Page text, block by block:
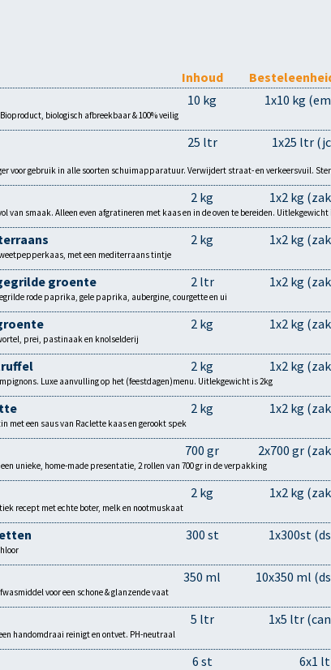
Inhoud
10 kg 1x10 kg
biologisch afbreekbaar & 100% veilig
25 ltr 1x25 ltr
voor gebruik in alle soorten schuimapparatuur. Verwijdert straat- en verkeersvuil.
2 kg 1x2 kg
van smaak. Alleen even afgratineren met kaas en in de oven te bereiden. Uitlekgewicht
2 kg 1x2 kg
met een mediterraans tintje
groente 2 ltr 1x2 kg
rode paprika, gele paprika, aubergine, courgette en ui
2 kg 1x2 kg
prei, pastinaak en knolselderij
2 kg 1x2 kg
Luxe aanvulling op het (feestdagen)menu. Uitlekgewicht is 2kg
2 kg 1x2 kg
met een saus van Raclette kaas en gerookt spek
700 gr 2x700 gr
unieke, home-made presentatie, 2 rollen van 700 gr in de verpakking
2 kg 1x2 kg
recept met echte boter, melk en nootmuskaat
300 st 1x300st
350 ml 10x350 ml
voor een schone & glanzende vaat
5 ltr 1x5 ltr
handomdraai reinigt en ontvet. PH-neutraal
6 st 6x1